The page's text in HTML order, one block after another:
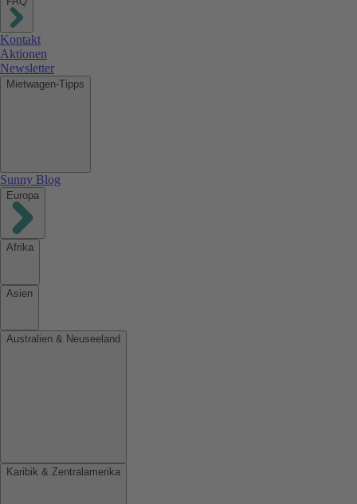
Kontakt
Aktionen
Newsletter
Mietwagen-Tipps
Sunny Blog
Europa
Afrika
Asien
Australien & Neuseeland
Karibik & Zentralamerika